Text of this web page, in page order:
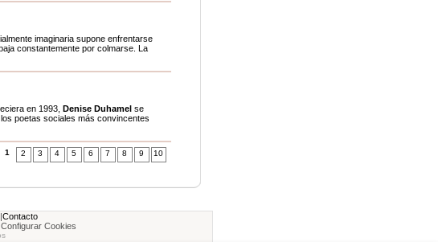
imaginaria supone enfrentarse
constantemente por colmarse. La
en 1993, Denise Duhamelse
poetas sociales más convincentes
10
9
8
7
6
5
4
3
2
1
|Contacto
Configurar Cookies